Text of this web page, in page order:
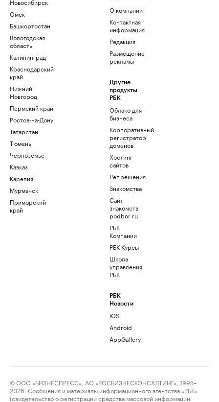
Омск
Башкортостан
Вологодская
область
Калининград
Краснодарский
край
Нижний
Новгород
Пермский край
Ростов-на-Дону
Татарстан
Тюмень
Черноземье
Кавказ
Карелия
Мурманск
Приморский
край
О компании
Контактная
информация
Редакция
Размещение
рекламы
Другие
продукты
РБК
Облако для
бизнеса
Корпоративный
регистратор
доменов
Хостинг
сайтов
Рег.решения
Знакомства
Сайт
знакомств
podbor.ru
РБК
Компании
РБК Курсы
Школа
управления
РБК
РБК
Новости
iOS
Android
AppGallery
© ООО «БИЗНЕСПРЕСС», АО «РОСБИЗНЕСКОНСАЛТИНГ», 1995–
2026. Сообщения и материалы информационного агентства «РБК»
(свидетельство о регистрации средства массовой информации